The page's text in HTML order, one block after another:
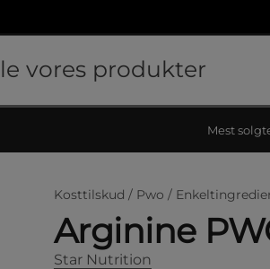
Mest
Kosttilskud / Pwo /
Arginine
Star Nutrition